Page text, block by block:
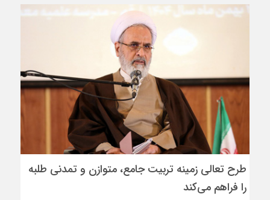
طرح تعالی زمینه تربیت جامع، متوازن و تمدنی طلبه
را فراهم می‌کند